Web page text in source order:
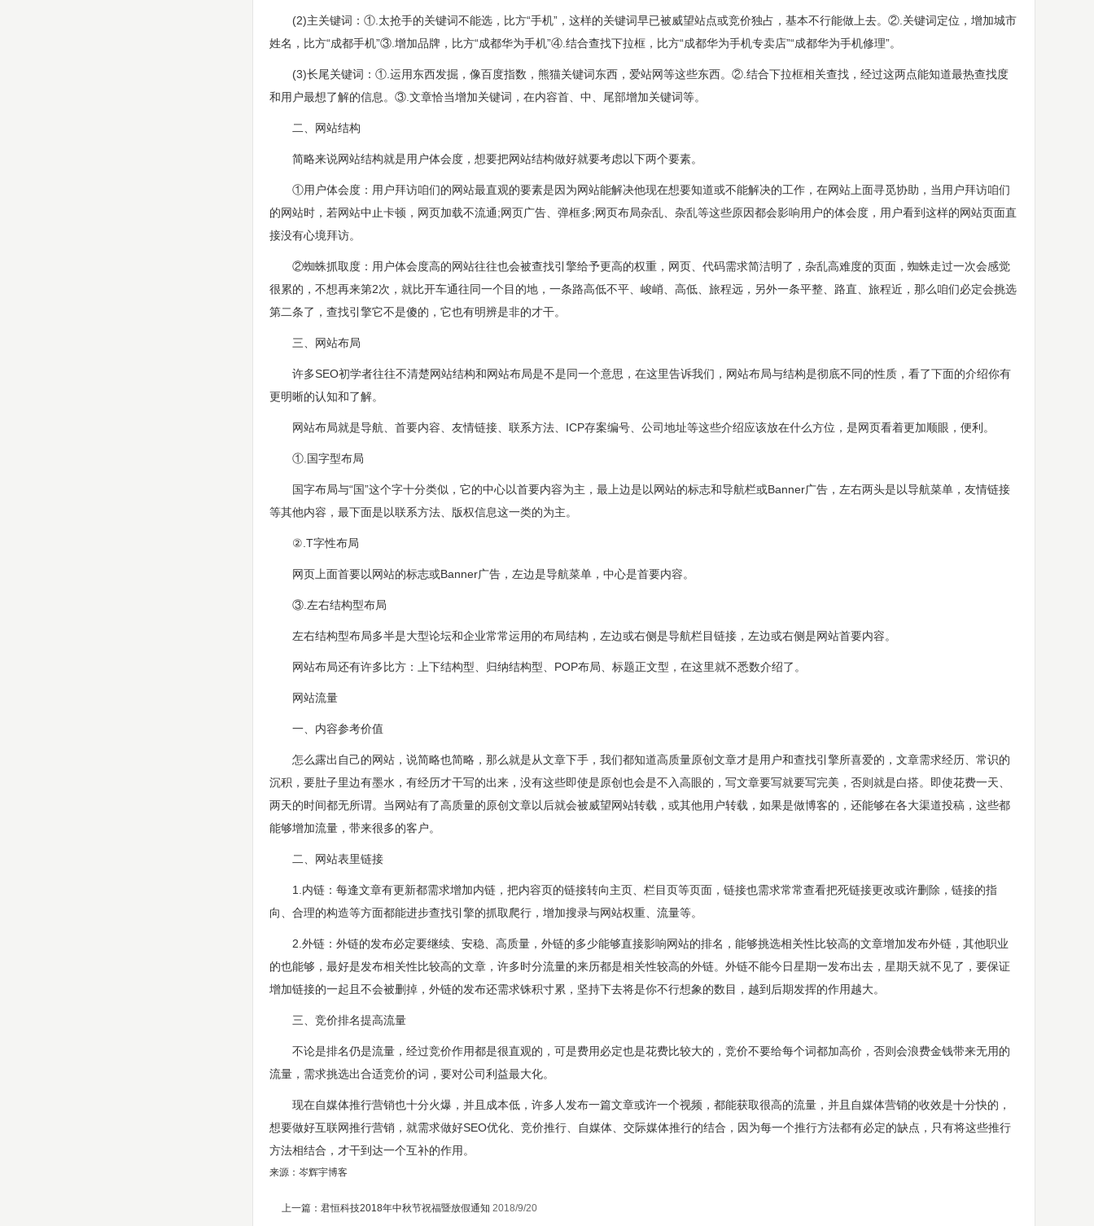
(2)主关键词：①.太抢手的关键词不能选，比方“手机”，这样的关键词早已被威望站点或竞价独占，基本不行能做上去。②.关键词定位，增加城市
姓名，比方“成都手机”③.增加品牌，比方“成都华为手机”④.结合查找下拉框，比方“成都华为手机专卖店”“成都华为手机修理”。
(3)长尾关键词：①.运用东西发掘，像百度指数，熊猫关键词东西，爱站网等这些东西。②.结合下拉框相关查找，经过这两点能知道最热查找度
和用户最想了解的信息。③.文章恰当增加关键词，在内容首、中、尾部增加关键词等。
二、网站结构
简略来说网站结构就是用户体会度，想要把网站结构做好就要考虑以下两个要素。
①用户体会度：用户拜访咱们的网站最直观的要素是因为网站能解决他现在想要知道或不能解决的工作，在网站上面寻觅协助，当用户拜访咱们
的网站时，若网站中止卡顿，网页加载不流通;网页广告、弹框多;网页布局杂乱、杂乱等这些原因都会影响用户的体会度，用户看到这样的网站页面直
接没有心境拜访。
②蜘蛛抓取度：用户体会度高的网站往往也会被查找引擎给予更高的权重，网页、代码需求简洁明了，杂乱高难度的页面，蜘蛛走过一次会感觉
很累的，不想再来第2次，就比开车通往同一个目的地，一条路高低不平、峻峭、高低、旅程远，另外一条平整、路直、旅程近，那么咱们必定会挑选
第二条了，查找引擎它不是傻的，它也有明辨是非的才干。
三、网站布局
许多SEO初学者往往不清楚网站结构和网站布局是不是同一个意思，在这里告诉我们，网站布局与结构是彻底不同的性质，看了下面的介绍你有
更明晰的认知和了解。
网站布局就是导航、首要内容、友情链接、联系方法、ICP存案编号、公司地址等这些介绍应该放在什么方位，是网页看着更加顺眼，便利。
①.国字型布局
国字布局与“国”这个字十分类似，它的中心以首要内容为主，最上边是以网站的标志和导航栏或Banner广告，左右两头是以导航菜单，友情链接
等其他内容，最下面是以联系方法、版权信息这一类的为主。
②.T字性布局
网页上面首要以网站的标志或Banner广告，左边是导航菜单，中心是首要内容。
③.左右结构型布局
左右结构型布局多半是大型论坛和企业常常运用的布局结构，左边或右侧是导航栏目链接，左边或右侧是网站首要内容。
网站布局还有许多比方：上下结构型、归纳结构型、POP布局、标题正文型，在这里就不悉数介绍了。
网站流量
一、内容参考价值
怎么露出自己的网站，说简略也简略，那么就是从文章下手，我们都知道高质量原创文章才是用户和查找引擎所喜爱的，文章需求经历、常识的
沉积，要肚子里边有墨水，有经历才干写的出来，没有这些即使是原创也会是不入高眼的，写文章要写就要写完美，否则就是白搭。即使花费一天、
两天的时间都无所谓。当网站有了高质量的原创文章以后就会被威望网站转载，或其他用户转载，如果是做博客的，还能够在各大渠道投稿，这些都
能够增加流量，带来很多的客户。
二、网站表里链接
1.内链：每逢文章有更新都需求增加内链，把内容页的链接转向主页、栏目页等页面，链接也需求常常查看把死链接更改或许删除，链接的指
向、合理的构造等方面都能进步查找引擎的抓取爬行，增加搜录与网站权重、流量等。
2.外链：外链的发布必定要继续、安稳、高质量，外链的多少能够直接影响网站的排名，能够挑选相关性比较高的文章增加发布外链，其他职业
的也能够，最好是发布相关性比较高的文章，许多时分流量的来历都是相关性较高的外链。外链不能今日星期一发布出去，星期天就不见了，要保证
增加链接的一起且不会被删掉，外链的发布还需求铢积寸累，坚持下去将是你不行想象的数目，越到后期发挥的作用越大。
三、竞价排名提高流量
不论是排名仍是流量，经过竞价作用都是很直观的，可是费用必定也是花费比较大的，竞价不要给每个词都加高价，否则会浪费金钱带来无用的
流量，需求挑选出合适竞价的词，要对公司利益最大化。
现在自媒体推行营销也十分火爆，并且成本低，许多人发布一篇文章或许一个视频，都能获取很高的流量，并且自媒体营销的收效是十分快的，
想要做好互联网推行营销，就需求做好SEO优化、竞价推行、自媒体、交际媒体推行的结合，因为每一个推行方法都有必定的缺点，只有将这些推行
方法相结合，才干到达一个互补的作用。
来源：岑辉宇博客
上一篇： 君恒科技2018年中秋节祝福暨放假通知 2018/9/20